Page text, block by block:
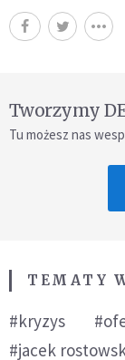
Tworzymy
Tu możesz nas
TEMATY
#kryzys
#jacek